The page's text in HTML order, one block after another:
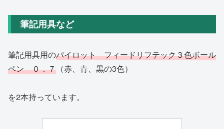
筆記用具など
筆記用具用のパイロット フィードリフテック３色ボール
ペン ０．７ （赤、青、黒の3色）
を2本持っています。